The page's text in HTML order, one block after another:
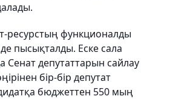
ресурстың функционалды
де пысықталды. Еске сала
Сенат депутаттарын сайлау
бір-бір депутат
бюджеттен 550 мың